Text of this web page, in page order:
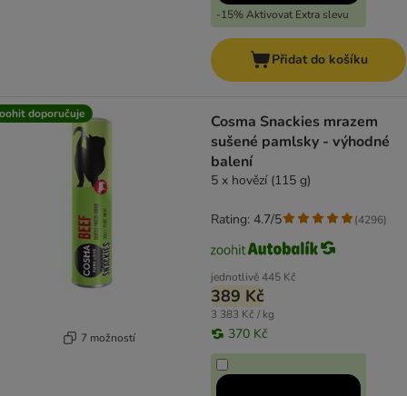
-15% Aktivovat Extra slevu
Přidat do košíku
doporučuje
7 možností
Cosma Snackies mrazem
sušené pamlsky - výhodné
balení
5 x hovězí (115 g)
jednotlivě445 Kč
389 Kč
3 383 Kč / kg
370 Kč
Rating: 4.7/5 (4296)